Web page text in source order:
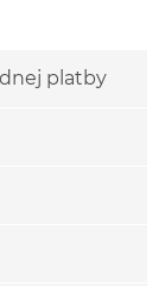
platby